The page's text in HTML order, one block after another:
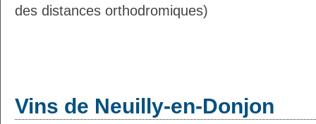
des distances orthodromiques)
Vins de Neuilly-en-Donjon